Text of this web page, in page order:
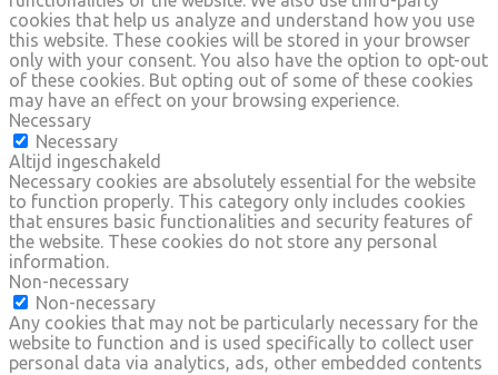
cookies that help us analyze and understand how you use
this website. These cookies will be stored in your browser
only with your consent. You also have the option to opt-out
of these cookies. But opting out of some of these cookies
may have an effect on your browsing experience.
Necessary
Necessary
Altijd ingeschakeld
Necessary cookies are absolutely essential for the website
to function properly. This category only includes cookies
that ensures basic functionalities and security features of
the website. These cookies do not store any personal
information.
Non-necessary
Non-necessary
Any cookies that may not be particularly necessary for the
website to function and is used specifically to collect user
personal data via analytics, ads, other embedded contents